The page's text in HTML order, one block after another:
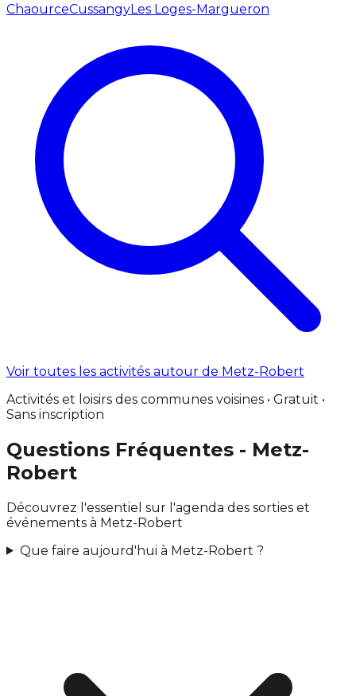
ChaourceCussangyLes Loges-Margueron
Voir toutes les activités autour de Metz-Robert
Activités et loisirs des communes voisines • Gratuit •
Sans inscription
Questions Fréquentes - Metz-
Robert
Découvrez l'essentiel sur l'agenda des sorties et
événements à Metz-Robert
Que faire aujourd'hui à Metz-Robert ?